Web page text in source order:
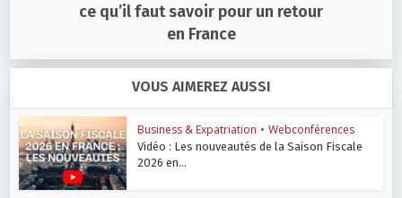
ce qu’il faut savoir pour un retour
en France
VOUS AIMEREZ AUSSI
Business & Expatriation • Webconférences
Vidéo : Les nouveautés de la Saison Fiscale
2026 en...